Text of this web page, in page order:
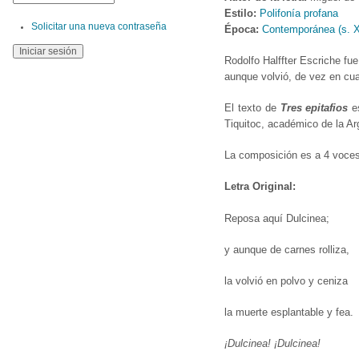
Estilo: Polifonía profana
Época: Contemporánea (s.
Rodolfo Halffter Escriche
aunque volvió, de vez en
El texto de Tres epitafios
Tiquitoc, académico de la
La composición es a 4
Letra Original:
Reposa aquí Dulcinea;
y aunque de carnes rolliza,
la volvió en polvo y ceniza
la muerte esplantable y fea.
¡Dulcinea! ¡Dulcinea!
Solicitar una nueva contraseña